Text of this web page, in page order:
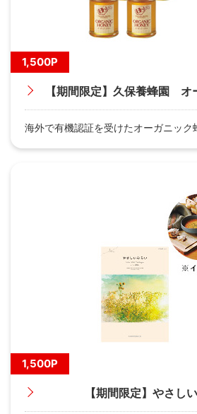
1,500P
【期間限定】久保養蜂園 オ
海外で有機認証を受けたオーガニック
1,500P
【期間限定】やさし